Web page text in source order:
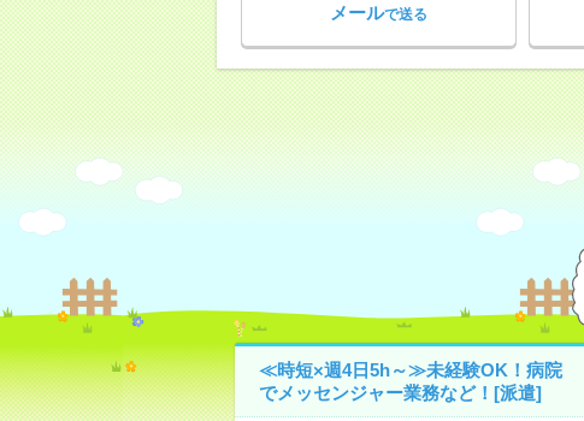
メールで送る
≪時短×週4日5h～≫未経験OK！病院
でメッセンジャー業務など！[派遣]